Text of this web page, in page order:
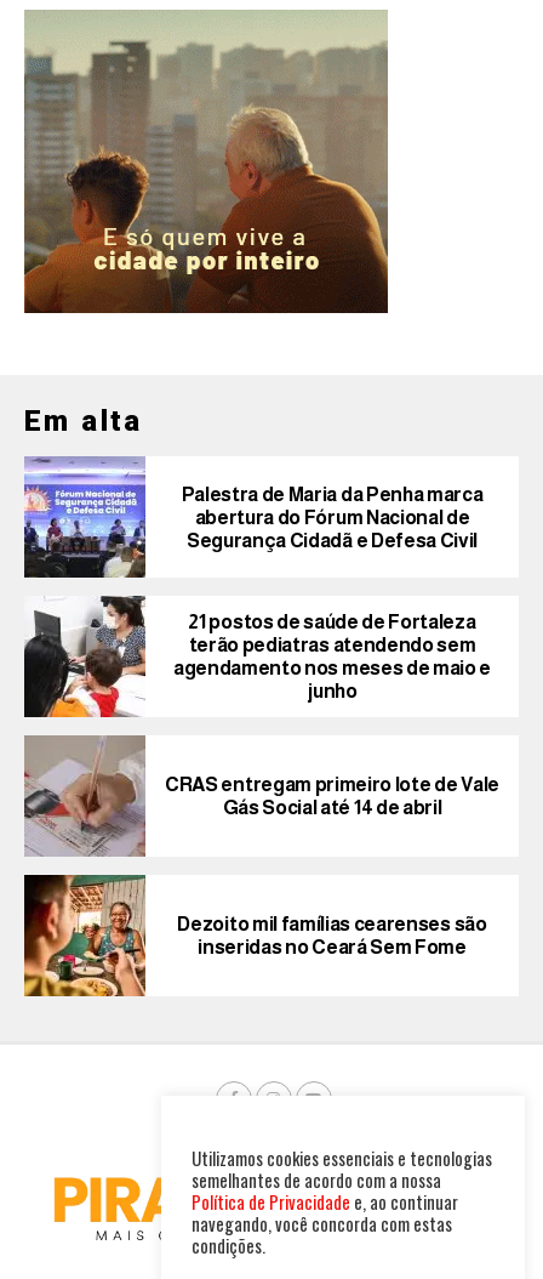
Em alta
Palestra de Maria da Penha marca
abertura do Fórum Nacional de
Segurança Cidadã e Defesa Civil
21 postos de saúde de Fortaleza
terão pediatras atendendo sem
agendamento nos meses de maio e
junho
CRAS entregam primeiro lote de Vale
Gás Social até 14 de abril
Dezoito mil famílias cearenses são
inseridas no Ceará Sem Fome
Utilizamos cookies essenciais e tecnologias
semelhantes de acordo com a nossa
Política de Privacidade e, ao continuar
navegando, você concorda com estas
condições.